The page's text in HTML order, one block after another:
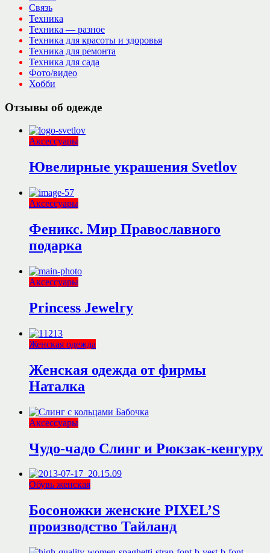
Связь
Техника
Техника — разное
Техника для красоты и здоровья
Техника для ремонта
Техника для сада
Фото/видео
Хобби
Отзывы об одежде
Аксессуары
Ювелирные украшения Svetlov
Аксессуары
Феникс. Мир Православного
подарка
Аксессуары
Princess Jewelry
Женская одежда
Женская одежда от фирмы
Наталка
Аксессуары
Чудо-чадо Слинг и Рюкзак-кенгуру
Обувь женская
Босоножки женские PIXEL’S
производство Тайланд